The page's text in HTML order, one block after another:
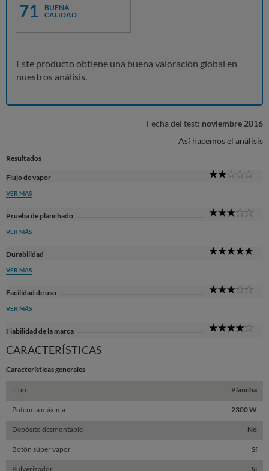
71
BUENA
CALIDAD
Este producto obtiene una buena valoración global en
nuestros análisis.
Fecha del test: noviembre 2016
Así hacemos el análisis
Resultados
Flujo de vapor
VER MÁS
Prueba de planchado
VER MÁS
Durabilidad
VER MÁS
Facilidad de uso
VER MÁS
Fiabilidad de la marca
CARACTERÍSTICAS
Características generales
Tipo Plancha
Potencia máxima 2300 W
Depósito desmontable No
Botón súper vapor Sí
Pulverizador Sí